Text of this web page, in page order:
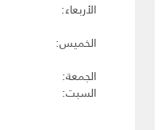
الأربعاء
الخميس
الجمعة
السبت